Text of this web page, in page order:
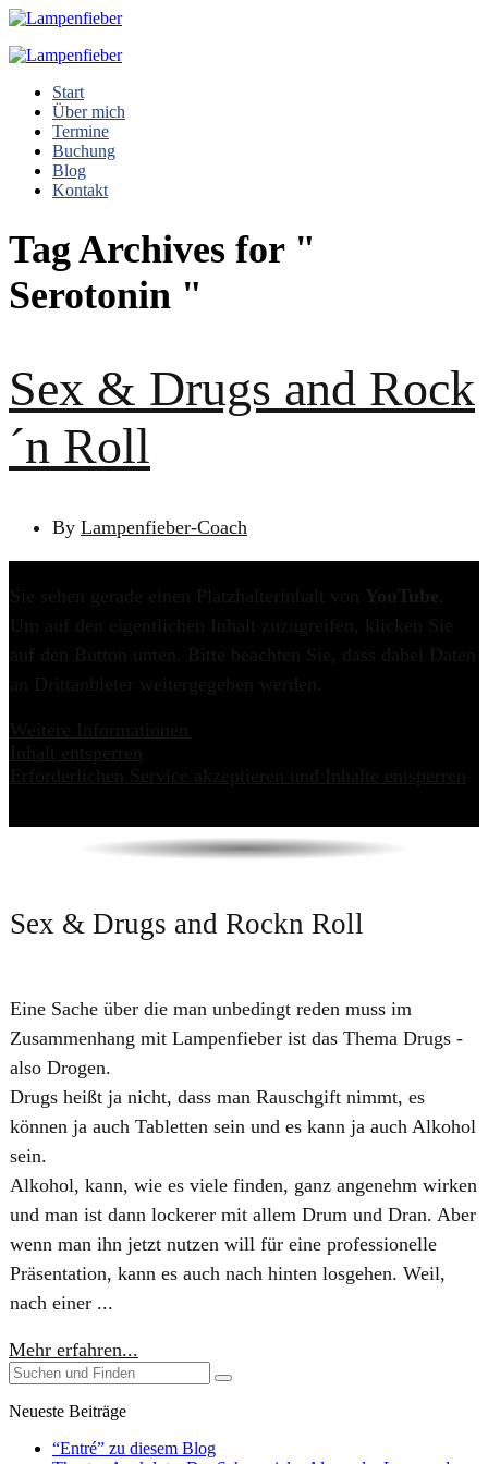
Start
Über mich
Termine
Buchung
Blog
Kontakt
Tag Archives for "
Serotonin "
Sex & Drugs and Rock
´n Roll
By Lampenfieber-Coach
​​Sex & Drugs and Rockn Roll
Eine Sache über die man unbedingt reden muss im
Zusammenhang mit Lampenfieber ist das Thema ​Drugs -
also Drogen.
Drugs heißt ja nicht, dass man Rauschgift nimmt, es
können ja auch Tabletten sein und es kann ja auch Alkohol
sein.
Alkohol, kann, wie es viele finden, ganz angenehm wirken
und man ist dann lockerer mit allem Drum und Dran. Aber
wenn man ihn jetzt nutzen will für eine professionelle
Präsentation, kann es auch nach hinten losgehen. Weil,
nach einer ...
Mehr erfahren...
Neueste Beiträge
“Entré” zu diesem Blog